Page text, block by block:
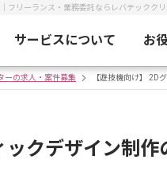
フリーランス・業務委託ならレバテックク
サービスについて お
ーの求人・案件募集 【遊技機向け】 2D
ックデザイン制